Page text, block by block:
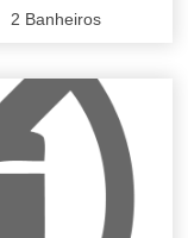
2 Banheiros